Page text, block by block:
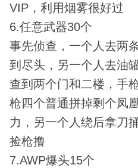
VIP，利用烟雾很好过
6.任意武器30个
事先侦查，一个人去两
到尽头，另一个人去油
查到两个门和二楼，手
枪四个普通拼掉剩个凤
力，另一个人绕后拿刀
捡枪撸
7.AWP爆头15个